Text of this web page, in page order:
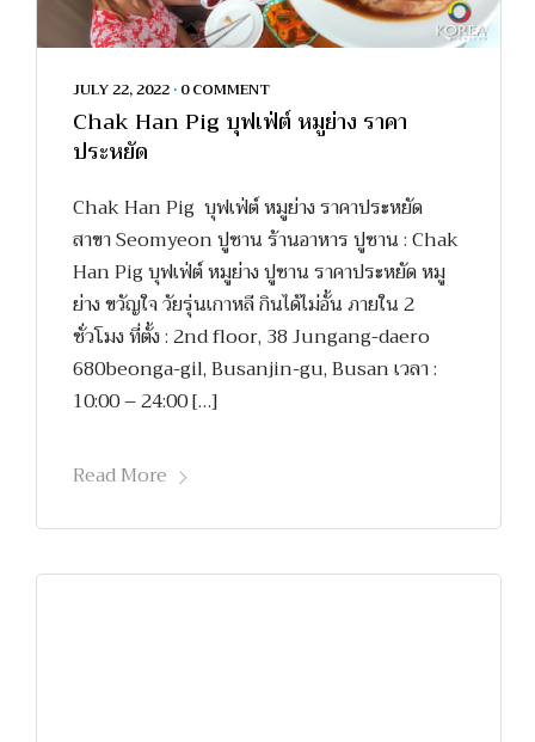
JULY 22, 2022 • 0 COMMENT
Chak Han Pig บุฟเฟ่ต์ หมูย่าง ราคา
ประหยัด
Chak Han Pig บุฟเฟ่ต์ หมูย่าง ราคาประหยัด
สาขา Seomyeon ปูซาน ร้านอาหาร ปูซาน : Chak
Han Pig บุฟเฟ่ต์ หมูย่าง ปูซาน ราคาประหยัด หมู
ย่าง ขวัญใจ วัยรุ่นเกาหลี กินได้ไม่อั้น ภายใน 2
ชั่วโมง ที่ตั้ง : 2nd floor, 38 Jungang-daero
680beonga-gil, Busanjin-gu, Busan เวลา :
10:00 – 24:00 […]
Read More